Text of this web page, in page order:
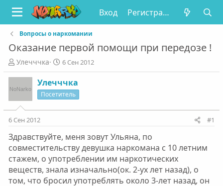
Вход Регистрация
Вопросы о наркомании
Оказание первой помощи при передозе !
А
в
т
о
р
т
е
ы
Улечччка
Д
а
т
а
н
а
л
а
6 Сен 2012
Улечччка
Посетитель
6 Сен 2012 #1
Здравствуйте, меня зовут Ульяна, по
совместительству девушка наркомана с 10 летним
стажем, о употреблении им наркотических
веществ, знала изначально(ок. 2-ух лет назад), о
том, что бросил употреблять около 3-лет назад, он